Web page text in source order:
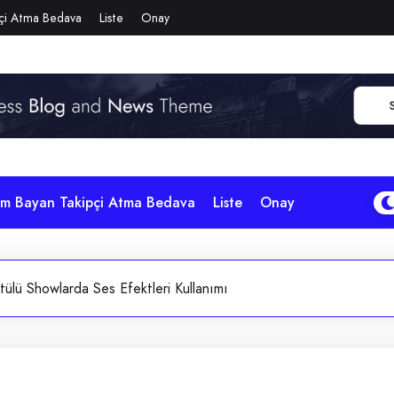
Atma Bedava Liste Onay
Bayan Takipçi Atma Bedava Liste Onay
Showlarda Ses Efektleri Kullanımı